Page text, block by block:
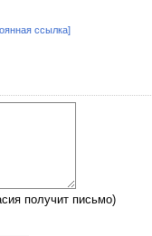
ссылка]
получит письмо)